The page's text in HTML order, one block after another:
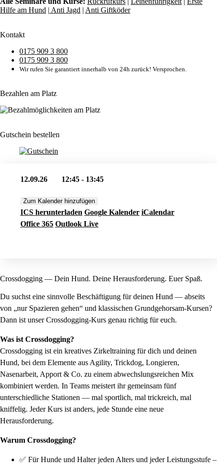
Hilfe am Hund | Anti Jagd | Anti Giftköder
Kontakt
0175 909 3 800
0175 909 3 800
Wir rufen Sie garantiert innerhalb von 24h zurück! Versprochen.
Bezahlen am Platz
Gutschein bestellen
12.09.26 12:45 - 13:45
Zum Kalender hinzufügen
ICS herunterladen Google Kalender iCalendar
Office 365 Outlook Live
Crossdogging — Dein Hund. Deine Herausforderung. Euer Spaß.
Du suchst eine sinnvolle Beschäftigung für deinen Hund — abseits
von „nur Spazieren gehen“ und klassischen Grundgehorsam-Kursen?
Dann ist unser Crossdogging-Kurs genau richtig für euch.
Was ist Crossdogging?
Crossdogging ist ein kreatives Zirkeltraining für dich und deinen
Hund, bei dem Elemente aus Agility, Trickdog, Longieren,
Nasenarbeit, Apport & Co. zu einem abwechslungsreichen Mix
kombiniert werden. In Teams meistert ihr gemeinsam fünf
unterschiedliche Stationen — mal sportlich, mal trickreich, mal
kniffelig. Jeder Kurs ist anders, jede Stunde eine neue
Herausforderung.
Warum Crossdogging?
✅ Für Hunde und Halter jeden Alters und jeder Leistungsstufe –